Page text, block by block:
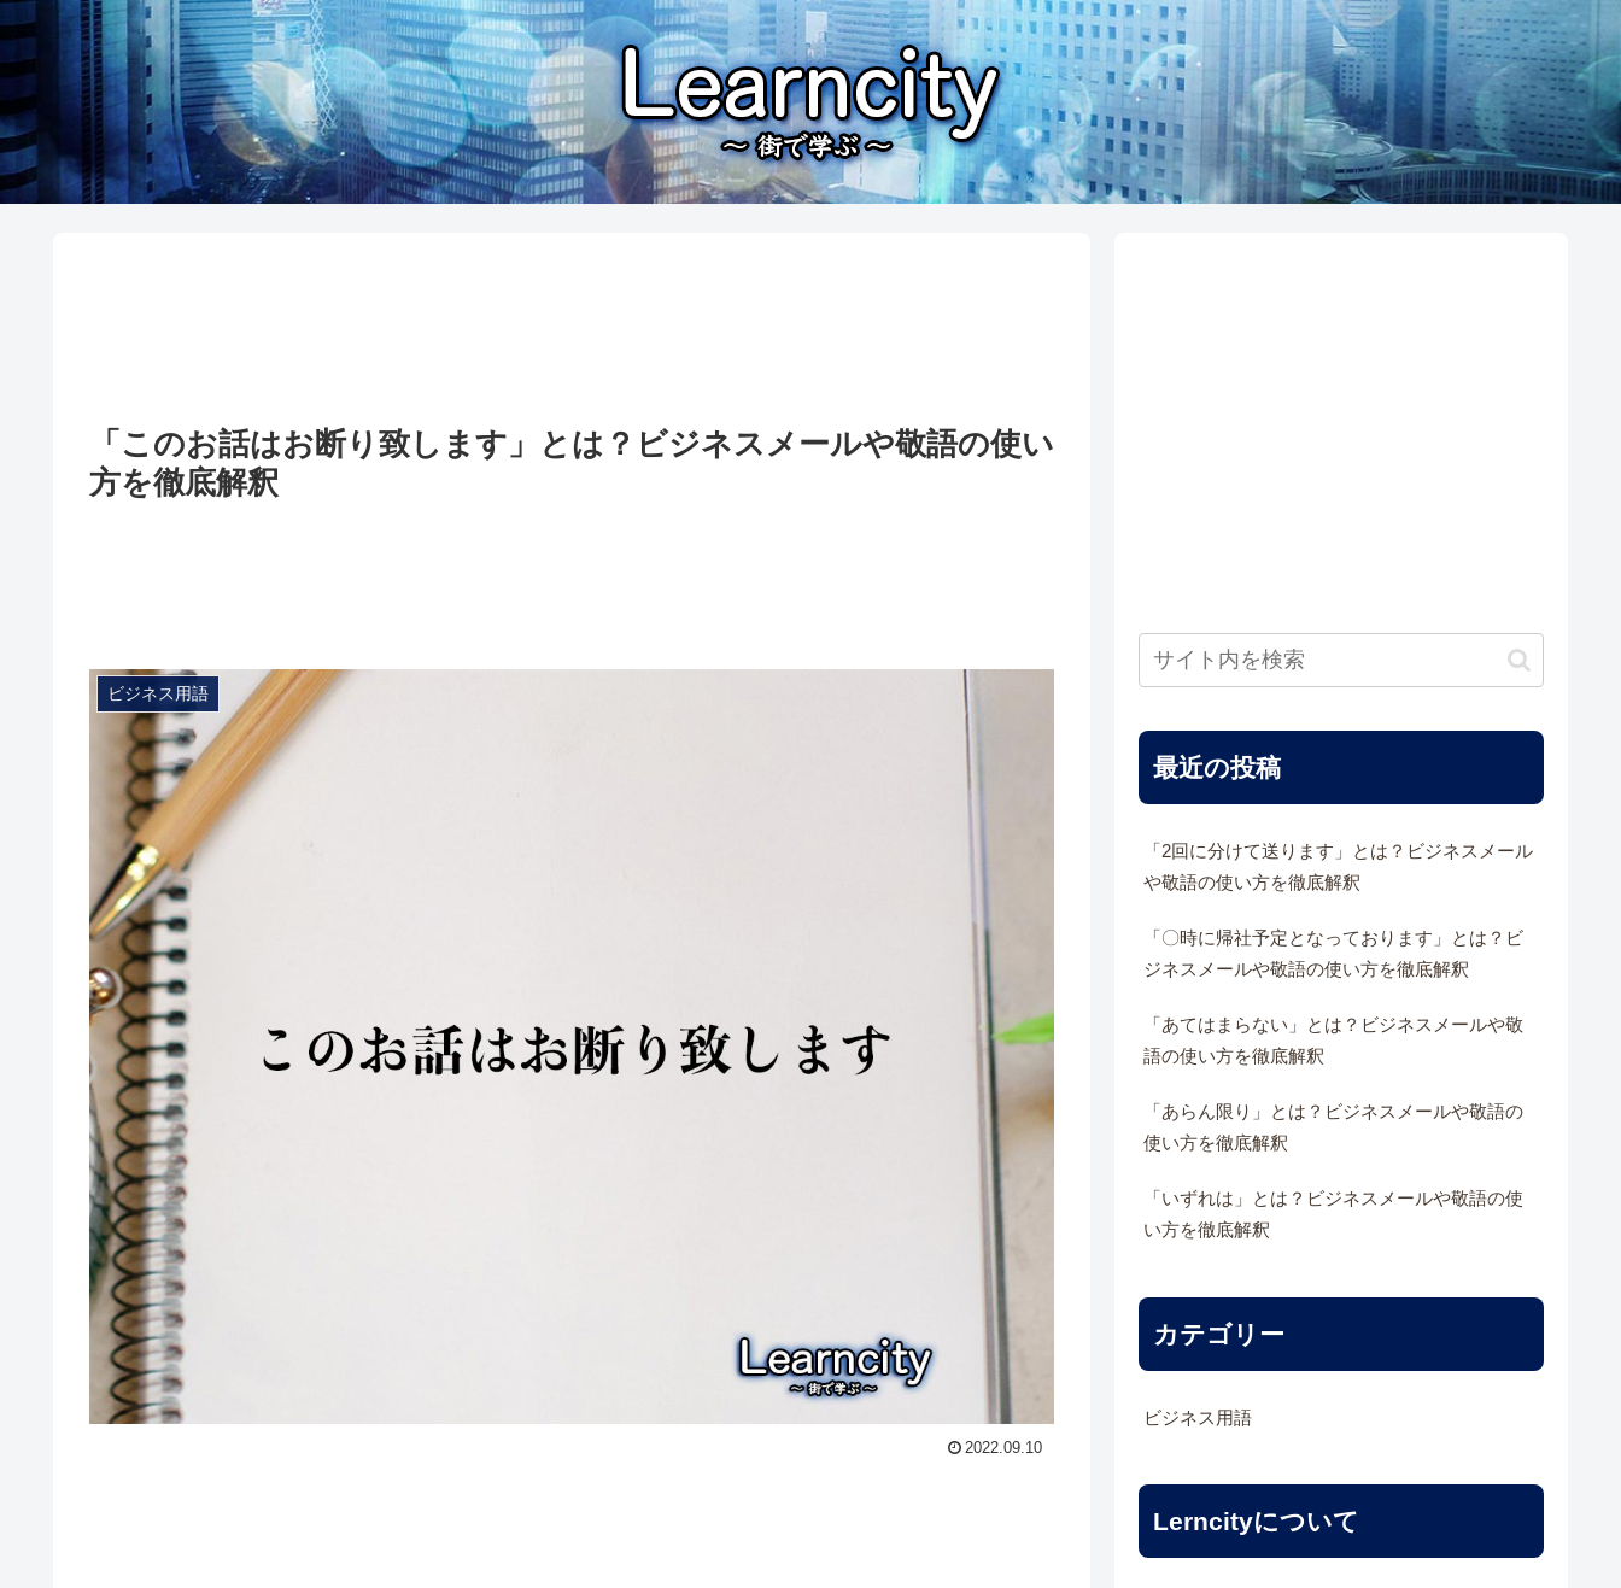
「このお話はお断り致します」とは？ビジネスメールや敬語の使い
方を徹底解釈
ビジネス用語
2022.09.10
最近の投稿
「2回に分けて送ります」とは？ビジネスメール
や敬語の使い方を徹底解釈
「〇時に帰社予定となっております」とは？ビ
ジネスメールや敬語の使い方を徹底解釈
「あてはまらない」とは？ビジネスメールや敬
語の使い方を徹底解釈
「あらん限り」とは？ビジネスメールや敬語の
使い方を徹底解釈
「いずれは」とは？ビジネスメールや敬語の使
い方を徹底解釈
カテゴリー
ビジネス用語
Lerncityについて